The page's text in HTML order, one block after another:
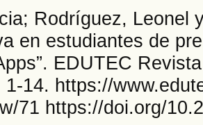
Rodríguez, Leonel
en estudiantes de
EDUTEC
1-14. https://
71 https://doi.org/